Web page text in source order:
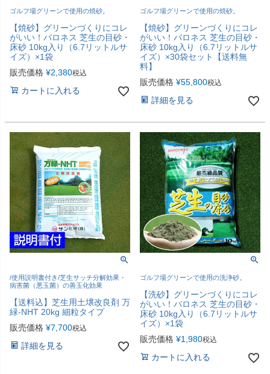
ゴルフ場グリーンで使用の焼砂。
【焼砂】グリーンづくりにコレ
がいい！バロネス 芝生の目砂・
床砂 10kg入り（6.7リットルサ
イズ）×1袋
販売価格 ¥2,380税込
カートに入れる
ゴルフ場グリーンで使用の焼砂。
【焼砂】グリーンづくりにコレ
がいい！バロネス 芝生の目砂・
床砂 10kg入り（6.7リットルサ
イズ）×30袋セット【送料無
料】
販売価格 ¥55,800税込
詳細を見る
/使用説明書付き/芝生サッチ分解効果・
病害菌（悪玉菌）の善玉化効果
【送料込】芝生用土壌改良剤 万
緑-NHT 20kg 細粒タイプ
販売価格 ¥7,700税込
詳細を見る
ゴルフ場グリーンで使用の洗浄砂。
【洗砂】グリーンづくりにコレ
がいい！バロネス 芝生の目砂・
床砂 10kg入り（6.7リットルサ
イズ）×1袋
販売価格 ¥1,980税込
カートに入れる